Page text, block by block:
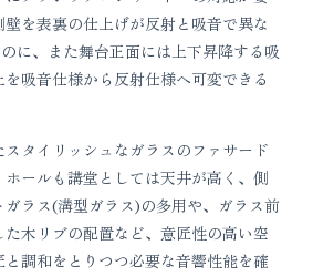
を表裏の仕上げが反射と吸音で異な
に、また舞台正面には上下昇降する吸
吸音仕様から反射仕様へ可変できる
タイリッシュなガラスのファサード
ールも講堂としては天井が高く、側
ラス(溝型ガラス)の多用や、ガラス前
木リブの配置など、意匠性の高い空
調和をとりつつ必要な音響性能を確